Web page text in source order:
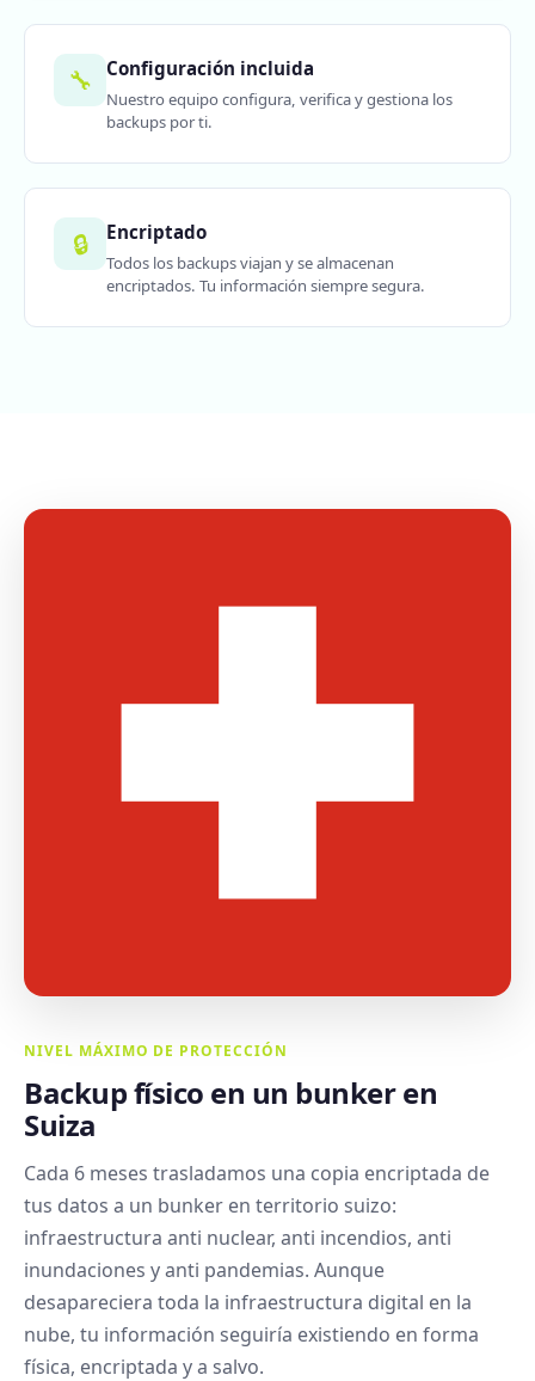
🔧 Configuración incluida
Nuestro equipo configura, verifica y gestiona los
backups por ti.
🔒 Encriptado
Todos los backups viajan y se almacenan
encriptados. Tu información siempre segura.
NIVEL MÁXIMO DE PROTECCIÓN
Backup físico en un bunker en
Suiza
Cada 6 meses trasladamos una copia encriptada de
tus datos a un bunker en territorio suizo:
infraestructura anti nuclear, anti incendios, anti
inundaciones y anti pandemias. Aunque
desapareciera toda la infraestructura digital en la
nube, tu información seguiría existiendo en forma
física, encriptada y a salvo.